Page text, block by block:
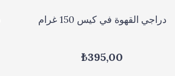
دراجي القهوة في كيس 150 غرام
₺395,00